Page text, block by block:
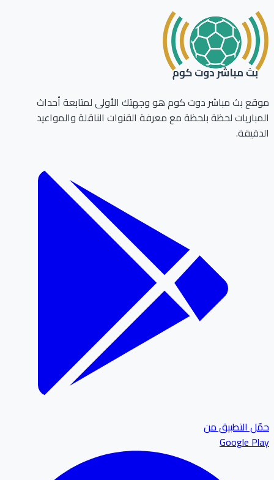
بث مباشر دوت كوم هو وجهتك الأولى لمتابعة أحداث
لحظة بلحظة مع معرفة القنوات الناقلة والمواعيد
التطبيق من
Google